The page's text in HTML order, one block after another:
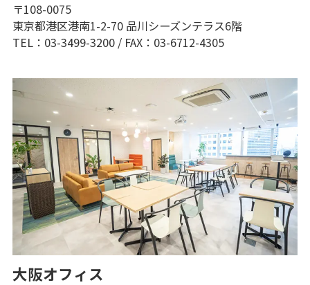
〒108-0075
東京都港区港南1-2-70 品川シーズンテラス6階
TEL：03-3499-3200/ FAX：03-6712-4305
大阪オフィス